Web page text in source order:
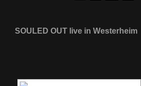
SOULED OUT live in Westerheim